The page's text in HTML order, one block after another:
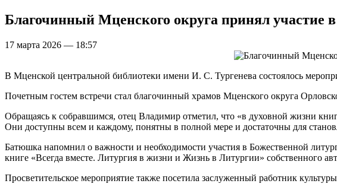
Благочинный Мценского округа принял участие
17 марта 2026 — 18:57
В Мценской центральной библиотеки имени И. С. Тургенева состоялось
Почетным гостем встречи стал благочинный храмов Мценского округа
Обращаясь к собравшимся, отец Владимир отметил, что «в духовной жизни
Они доступны всем и каждому, понятны в полной мере и достаточны для
Батюшка напомнил о важности и необходимости участия в Божественной
книге «Всегда вместе. Литургия в жизни и Жизнь в Литургии» собственного
Просветительское мероприятие также посетила заслуженный работник